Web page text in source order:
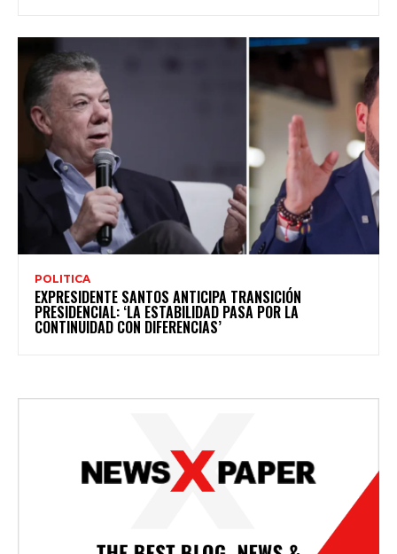
POLITICA
EXPRESIDENTE SANTOS ANTICIPA TRANSICIÓN
PRESIDENCIAL: ‘LA ESTABILIDAD PASA POR LA
CONTINUIDAD CON DIFERENCIAS’